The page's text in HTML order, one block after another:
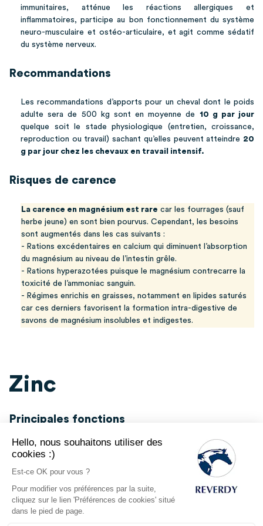
Hello, nous souhaitons utiliser des
cookies :)
Est-ce OK pour vous ?
Pour modifier vos préférences par la suite,
cliquez sur le lien 'Préférences de cookies' situé
dans le pied de page.
immunitaires, atténue les réactions allergiques et
inflammatoires, participe au bon fonctionnement du système
neuro-musculaire et ostéo-articulaire, et agit comme sédatif
du système nerveux.
Recommandations
Les recommandations d’apports pour un cheval dont le poids
adulte sera de 500 kg sont en moyenne de 10 g par jour
quelque soit le stade physiologique (entretien, croissance,
reproduction ou travail) sachant qu’elles peuvent atteindre 20
g par jour chez les chevaux en travail intensif.
Risques de carence
La carence en magnésium est rare car les fourrages (sauf
herbe jeune) en sont bien pourvus. Cependant, les besoins
sont augmentés dans les cas suivants :
- Rations excédentaires en calcium qui diminuent l’absorption
du magnésium au niveau de l’intestin grêle.
- Rations hyperazotées puisque le magnésium contrecarre la
toxicité de l’ammoniac sanguin.
- Régimes enrichis en graisses, notamment en lipides saturés
car ces derniers favorisent la formation intra-digestive de
savons de magnésium insolubles et indigestes.
Zinc
Principales fonctions
Le zinc (Zn) est présent dans l’organisme associé à plusieurs
enzymes qui ont un rôle important concernant :
articulaires.
reproduction.